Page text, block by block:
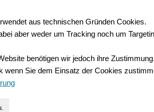
aus technischen Gründen Cookies.
aber weder um Tracking noch um
benötigen wir jedoch ihre
wenn Sie dem Einsatz der Cookies